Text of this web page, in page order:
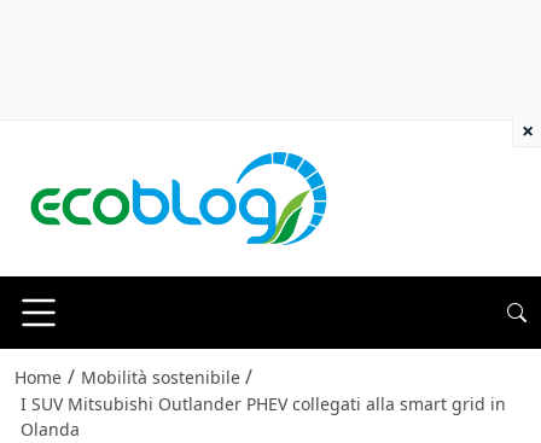
Home / Mobilità sostenibile /
I SUV Mitsubishi Outlander PHEV collegati alla smart grid in
Olanda
×